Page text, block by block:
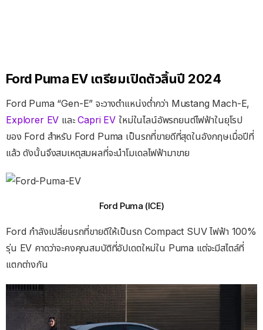
Ford Puma EV เตรียมเปิดตัวสิ้นปี 2024
Ford Puma “Gen-E” จะวางตำแหน่งต่ำกว่า Mustang Mach-E,
Explorer EV และCapri EV ใหม่ในไลน์อัพรถยนต์ไฟฟ้าในยุโรป
ของ Ford สำหรับ Ford Puma เป็นรถที่ขายดีที่สุดในอังกฤษเมื่อปีที่
แล้ว ดังนั้นจึงสมเหตุสมผลที่จะนำโมเดลไฟฟ้ามาขาย
Ford Puma (ICE)
Ford กําลังเปลี่ยนรถที่ขายดีให้เป็นรถ​ Compact SUV ไฟฟ้า 100%
รุ่น EV คาดว่าจะคงคุณสมบัติที่อัปเดตใหม่ใน Puma แต่จะมีสไตล์ที่
แตกต่างกัน